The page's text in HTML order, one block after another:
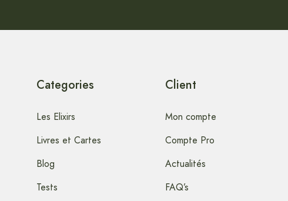
Categories
Les Elixirs
Livres et Cartes
Blog
Tests
Client
Mon compte
Compte Pro
Actualités
FAQ’s